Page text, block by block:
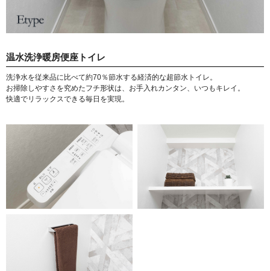
温水洗浄暖房便座トイレ
洗浄水を従来品に比べて約70％節水する経済的な超節水トイレ。
お掃除しやすさを究めたフチ形状は、お手入れカンタン、いつもキレイ。
快適でリラックスできる毎日を実現。